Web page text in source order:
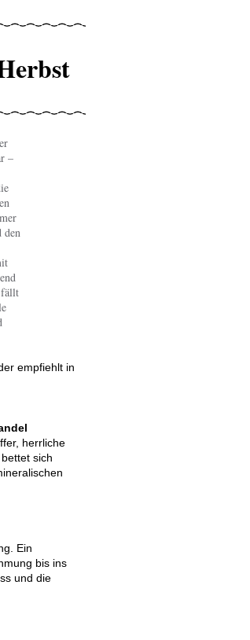
–
den
fällt
empfiehlt in
herrliche
sich
Ein
bis ins
und die